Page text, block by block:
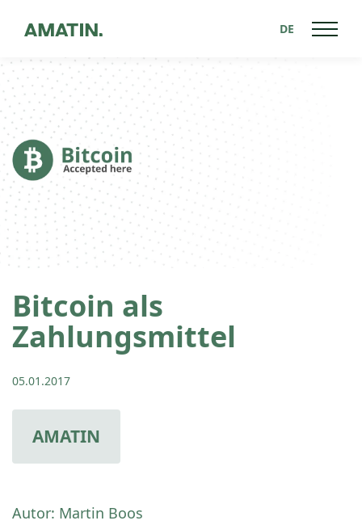
DE
Zurück zu News
Bitcoin als
Zahlungsmittel
05.01.2017
AMATIN
Autor: Martin Boos